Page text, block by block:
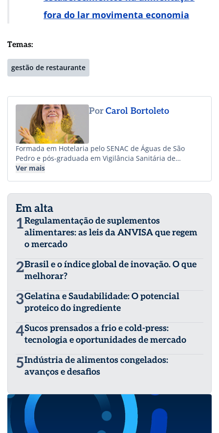
fora do lar movimenta economia
Temas:
gestão de restaurante
PorCarol Bortoleto
Formada em Hotelaria pelo SENAC de Águas de São
Pedro e pós-graduada em Vigilância Sanitária de
Alimentos pela Faculdade de Saúde Pública da USP.
implantação de processos de controles e qualidade.
Realiza trabalhos com foco em resultados e aumento de
receitas, treinamentos e capacitação de profissionais,
atendimento ao cliente e hospitalidade.
Ver mais
Em alta
1Regulamentação de suplementos
alimentares: as leis da ANVISA que regem
o mercado
2Brasil e o índice global de inovação. O que
melhorar?
3Gelatina e Saudabilidade: O potencial
proteico do ingrediente
4Sucos prensados a frio e cold-press:
tecnologia e oportunidades de mercado
5Indústria de alimentos congelados:
avanços e desafios